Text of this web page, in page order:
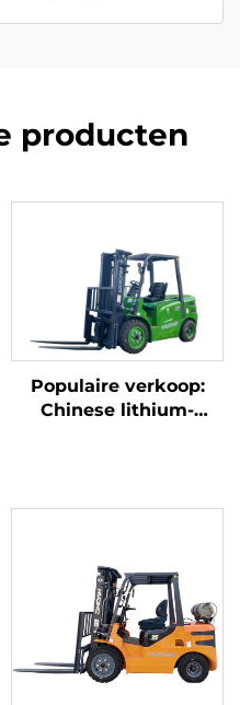
producten
Populaire verkoop:
Chinese lithium-
en betaalbare prijs